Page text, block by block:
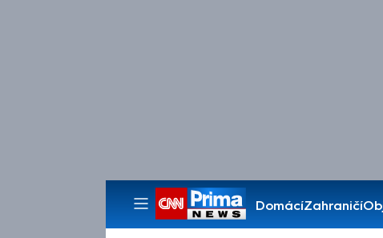
DomácíZahraničí
Pořady